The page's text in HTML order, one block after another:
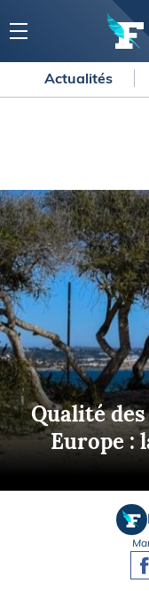
Actualités
Qualité
Europe :